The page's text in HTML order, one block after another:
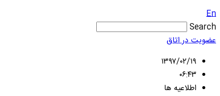
En
Search
عضویت در اتاق
۱۳۹۷/۰۲/۱۹
۰۶:۴۳
اطلاعیه ها